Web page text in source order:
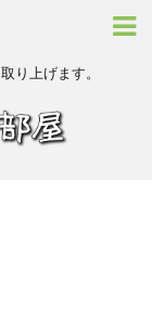
り上げます。